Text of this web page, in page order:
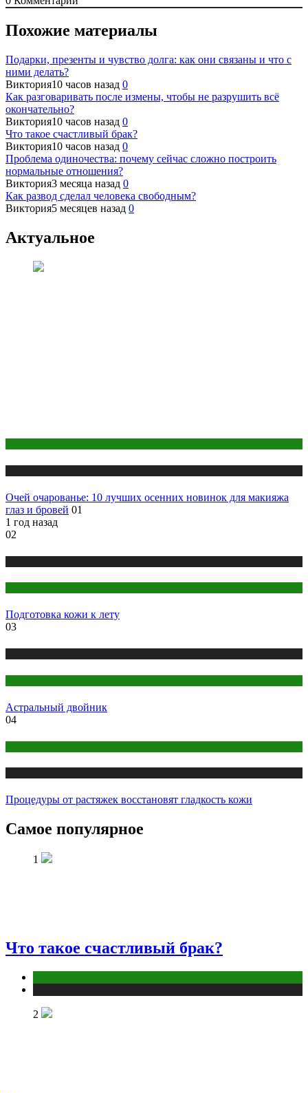
Похожие материалы
Подарки, презенты и чувство долга: как они связаны и что с
ними делать?
Виктория10 часов назад 0
Как разговаривать после измены, чтобы не разрушить всё
окончательно?
Виктория10 часов назад 0
Что такое счастливый брак?
Виктория10 часов назад 0
Проблема одиночества: почему сейчас сложно построить
нормальные отношения?
Виктория3 месяца назад 0
Как развод сделал человека свободным?
Виктория5 месяцев назад 0
Актуальное
Очей очарованье: 10 лучших осенних новинок для макияжа
глаз и бровей 01
1 год назад
02
Подготовка кожи к лету
03
Астральный двойник
04
Процедуры от растяжек восстановят гладкость кожи
Самое популярное
1
Что такое счастливый брак?
2